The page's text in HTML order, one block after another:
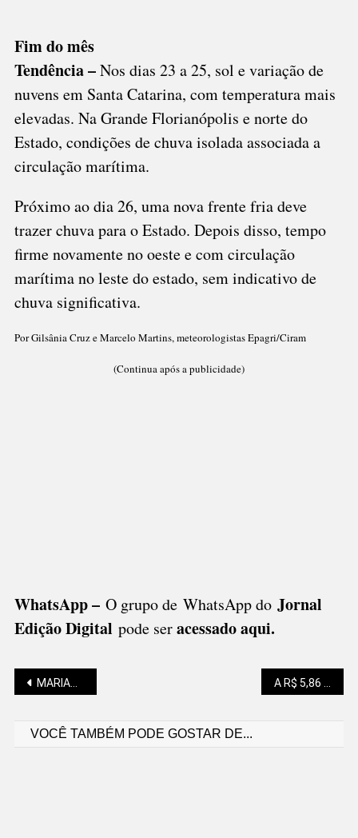
Fim do mês
Tendência –Nos dias 23 a 25, sol e variação de
nuvens em Santa Catarina, com temperatura mais
elevadas. Na Grande Florianópolis e norte do
Estado, condições de chuva isolada associada a
circulação marítima.
Próximo ao dia 26, uma nova frente fria deve
trazer chuva para o Estado. Depois disso, tempo
firme novamente no oeste e com circulação
marítima no leste do estado, sem indicativo de
chuva significativa.
Por Gilsânia Cruz e Marcelo Martins, meteorologistas Epagri/Ciram
(Continua após a publicidade)
WhatsApp – O grupo de WhatsApp do Jornal
Edição Digital pode seracessado aqui.
Navegação
MARIANO SOLTYS: PSICOPATAS HISTÓRICAS E O CASO BRASILEIRO
VOCÊ TAMBÉM PODE GOSTAR DE...